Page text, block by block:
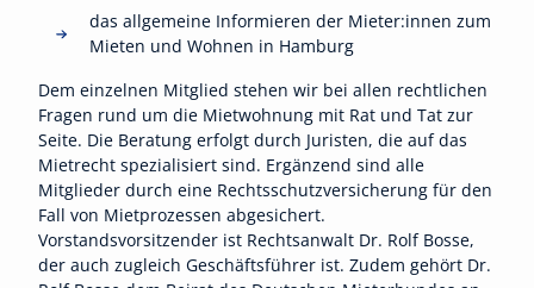
das allgemeine Informieren der Mieter:innen zum
Mieten und Wohnen in Hamburg
Dem einzelnen Mitglied stehen wir bei allen rechtlichen
Fragen rund um die Mietwohnung mit Rat und Tat zur
Seite. Die Beratung erfolgt durch Juristen, die auf das
Mietrecht spezialisiert sind. Ergänzend sind alle
Mitglieder durch eine Rechtsschutzversicherung für den
Fall von Mietprozessen abgesichert.
Vorstandsvorsitzender ist Rechtsanwalt Dr. Rolf Bosse,
der auch zugleich Geschäftsführer ist. Zudem gehört Dr.